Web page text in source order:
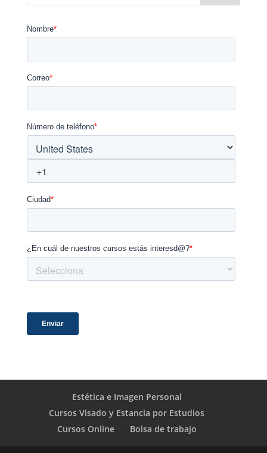
hasta
Estética e Imagen Personal
Cursos Visado y Estancia por Estudios
Cursos Online
Bolsa de trabajo